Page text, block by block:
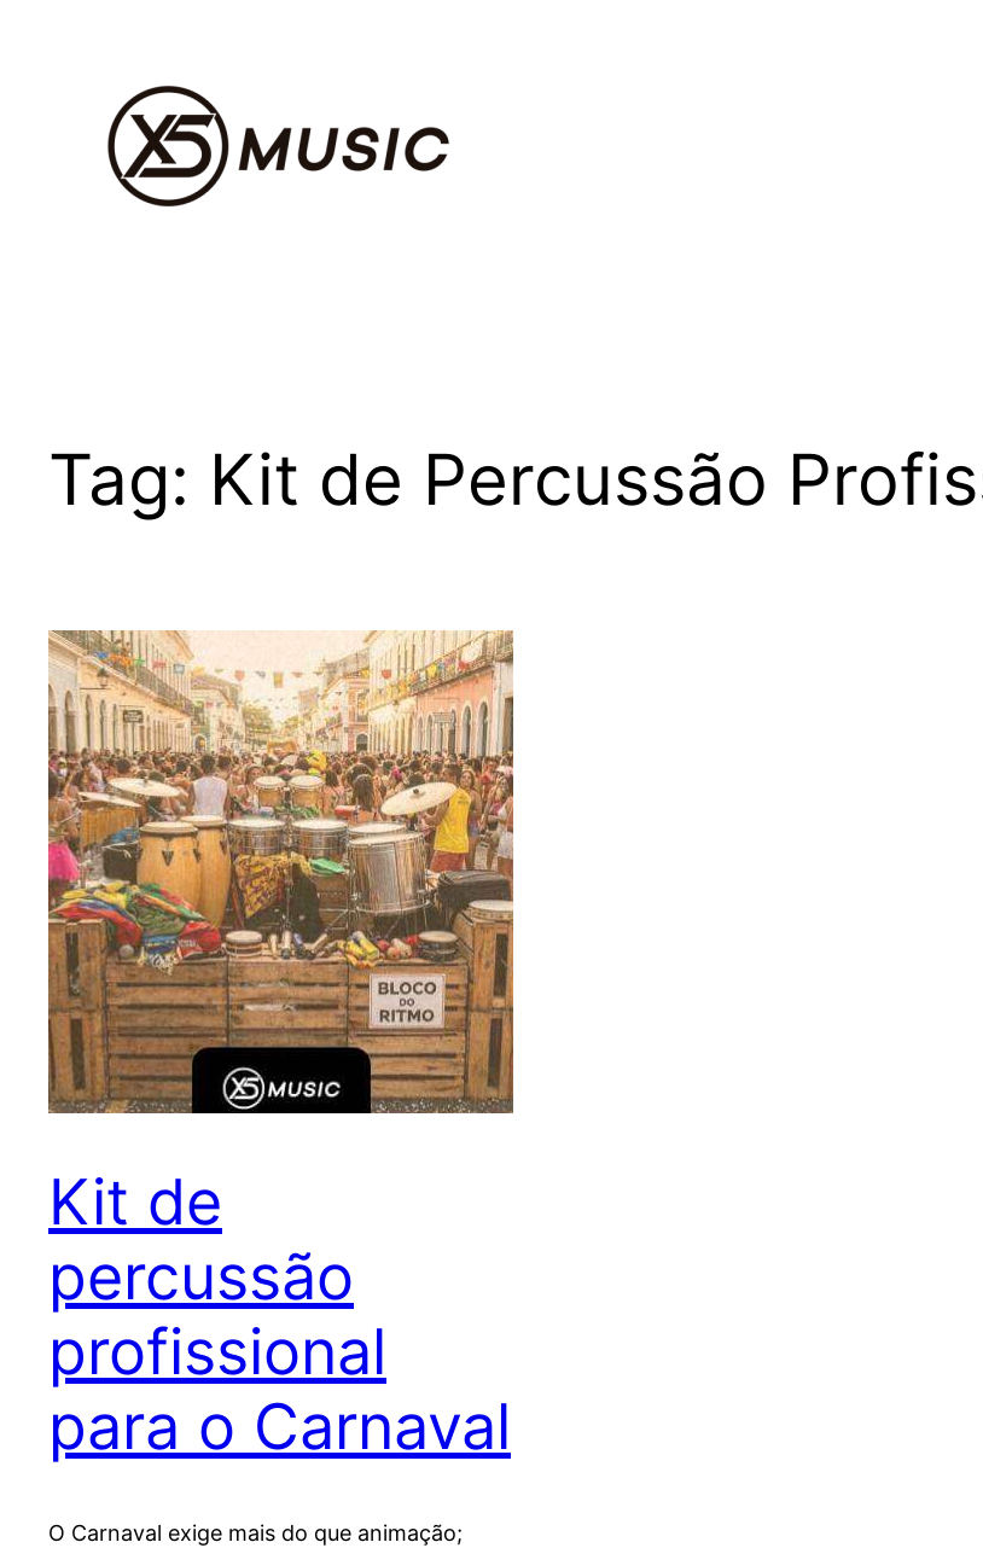
Tag: Kit de Percussão
Kit de
percussão
profissional
para o Carnaval
O Carnaval exige mais do que animação;